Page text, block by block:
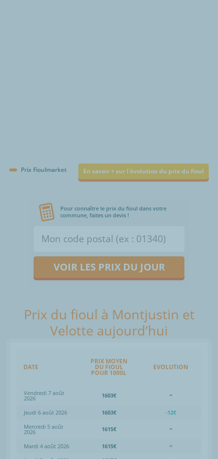
Prix Fioulmarket En savoir + sur l'évolution du prix du fioul
Pour connaître le prix du fioul dans votre
commune, faites un devis !
VOIR LES PRIX DU JOUR
Prix du fioul à Montjustin et
Velotte aujourd’hui
DATE
PRIX MOYEN
DU FIOUL
POUR 1000L
EVOLUTION
Vendredi 7 août
2026 1603€ =
Jeudi 6 août 2026 1603€
-12€
Mercredi 5 août
2026 1615€ =
Mardi 4 août 2026 1615€
=